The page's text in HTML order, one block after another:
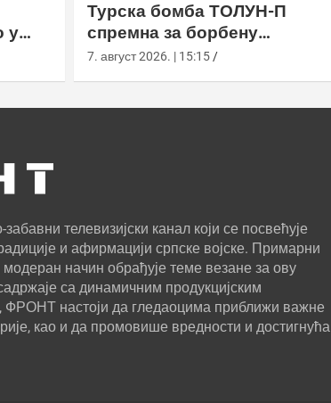
у
Турска бомба ТОЛУН-П
спремна за борбену
употребу
7. август 2026. | 15:15
телевизијски канал који се посвећује
и афирмацији српске војске. Примарни
начин обрађује теме везане за ову
са динамичним продукцијским
ФРОНТ настоји да гледаоцима приближи важне
као и да промовише вредности и достигнућа